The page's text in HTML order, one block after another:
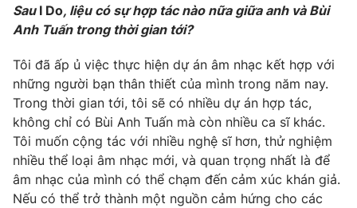
Sau I Do, liệu có sự hợp tác nào nữa giữa anh và Bùi
Anh Tuấn trong thời gian tới?
Tôi đã ấp ủ việc thực hiện dự án âm nhạc kết hợp với
những người bạn thân thiết của mình trong năm nay.
Trong thời gian tới, tôi sẽ có nhiều dự án hợp tác,
không chỉ có Bùi Anh Tuấn mà còn nhiều ca sĩ khác.
Tôi muốn cộng tác với nhiều nghệ sĩ hơn, thử nghiệm
nhiều thể loại âm nhạc mới, và quan trọng nhất là để
âm nhạc của mình có thể chạm đến cảm xúc khán giả.
Nếu có thể trở thành một nguồn cảm hứng cho các